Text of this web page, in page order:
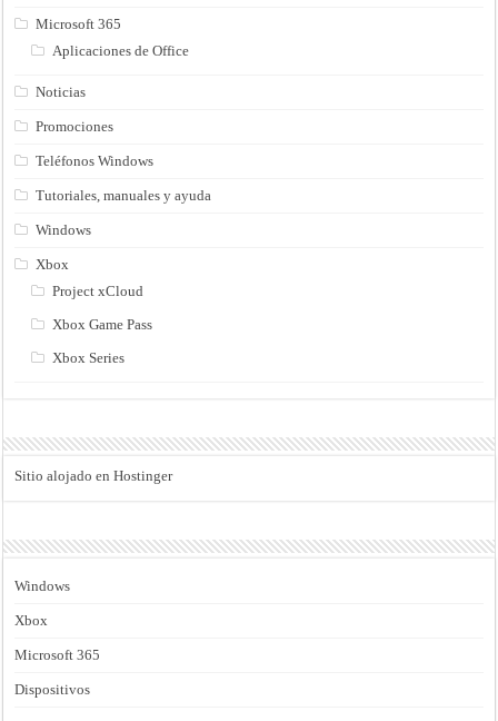
Microsoft 365
Aplicaciones de Office
Noticias
Promociones
Teléfonos Windows
Tutoriales, manuales y ayuda
Windows
Xbox
Project xCloud
Xbox Game Pass
Xbox Series
Sitio alojado en Hostinger
Windows
Xbox
Microsoft 365
Dispositivos